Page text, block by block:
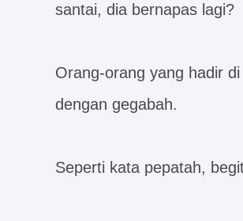
santai, dia bernapas lagi?
Orang-orang yang hadir
dengan gegabah.
Seperti kata pepatah,